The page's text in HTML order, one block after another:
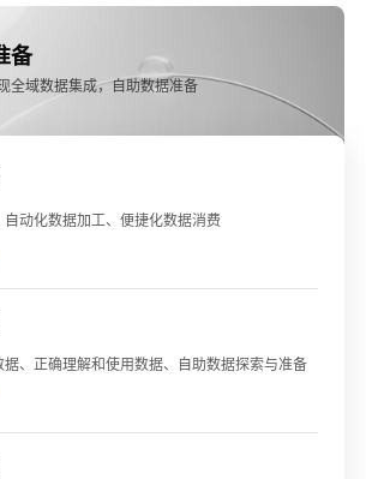
备
全域数据集成，自助数据准备
动化数据加工、便捷化数据消费
据、正确理解和使用数据、自助数据探索与准备